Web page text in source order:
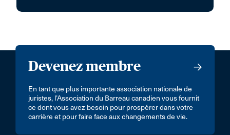
Devenez membre
En tant que plus importante association nationale de
juristes, l’Association du Barreau canadien vous fournit
ce dont vous avez besoin pour prospérer dans votre
carrière et pour faire face aux changements de vie.